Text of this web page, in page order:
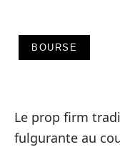
BOURSE
Le prop firm
fulgurante au